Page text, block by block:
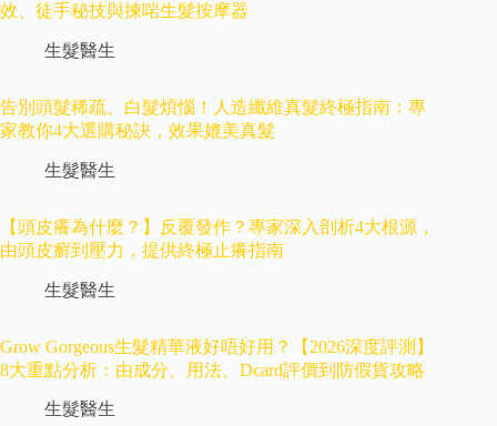
效、徒手秘技與揀啱生髮按摩器
生髮醫生
告別頭髮稀疏、白髮煩惱！人造纖維真髮終極指南：專
家教你4大選購秘訣，效果媲美真髮
生髮醫生
【頭皮癢為什麼？】反覆發作？專家深入剖析4大根源，
由頭皮癬到壓力，提供終極止癢指南
生髮醫生
Grow Gorgeous生髮精華液好唔好用？【2026深度評測】
8大重點分析：由成分、用法、Dcard評價到防假貨攻略
生髮醫生